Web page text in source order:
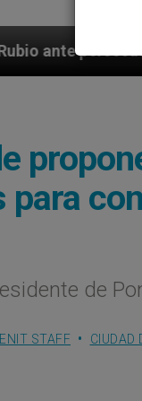
colonos judíos
para
de
STAFF CIUDAD